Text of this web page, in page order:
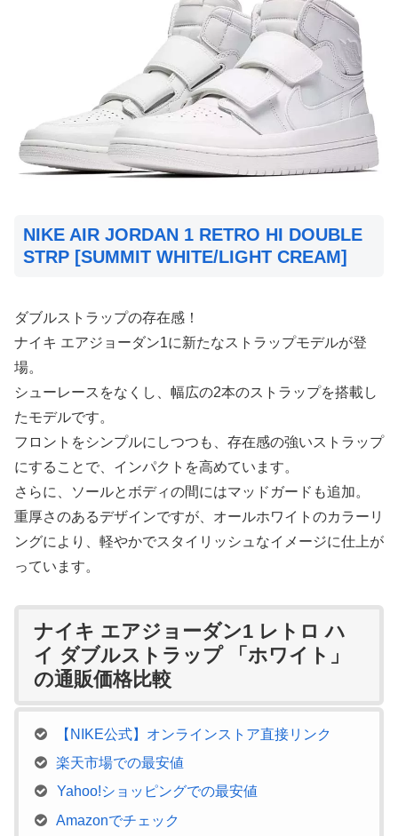
NIKE AIR JORDAN 1 RETRO HI DOUBLE
STRP [SUMMIT WHITE/LIGHT CREAM]
ダブルストラップの存在感！
ナイキ エアジョーダン1に新たなストラップモデルが登
場。
シューレースをなくし、幅広の2本のストラップを搭載し
たモデルです。
フロントをシンプルにしつつも、存在感の強いストラップ
にすることで、インパクトを高めています。
さらに、ソールとボディの間にはマッドガードも追加。
重厚さのあるデザインですが、オールホワイトのカラーリ
ングにより、軽やかでスタイリッシュなイメージに仕上が
っています。
ナイキ エアジョーダン1 レトロ ハ
イ ダブルストラップ 「ホワイト」
の通販価格比較
【NIKE公式】オンラインストア直接リンク
楽天市場での最安値
Yahoo!ショッピングでの最安値
Amazonでチェック